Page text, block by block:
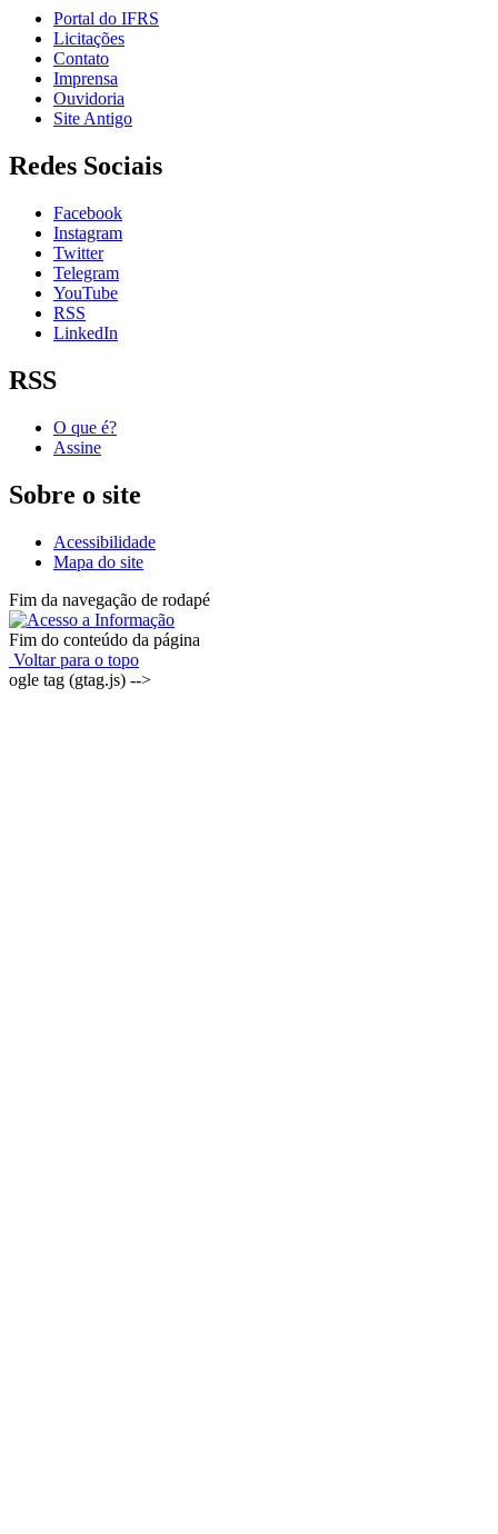
Portal do IFRS
Licitações
Contato
Imprensa
Ouvidoria
Site Antigo
Redes Sociais
Facebook
Instagram
Twitter
Telegram
YouTube
RSS
LinkedIn
RSS
O que é?
Assine
Sobre o site
Acessibilidade
Mapa do site
Fim da navegação de rodapé
Fim do conteúdo da página
Voltar para o topo
ogle tag (gtag.js) -->